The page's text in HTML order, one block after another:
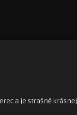
a je strašně krásnej